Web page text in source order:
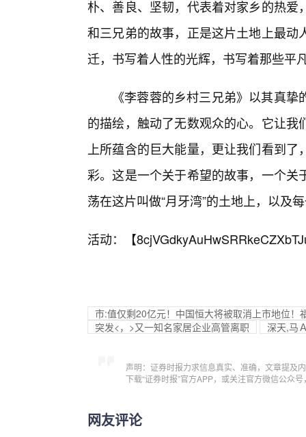
朴、善良、坚韧，代表着对家乡的热
和三兄弟的故事，正是这片土地上最
迁，书写着人性的光辉，书写着那些平
《李蓉蓉的乡村三兄弟》以其真
的描绘，触动了无数观众的心。它让
上所蕴含的巨大能量，更让我们看到
彩。这是一个关于希望的故事，一个
荡在这片叫做“月牙湾”的土地上，以及
活动：【
市:值仅剩20亿元！中国恒大将被取消上市地位！
突发<，>又一知名家居企业高管离职
深天,马
声明：证券时报力求信息真实、准确，文章提及
下载“证券时报”官方APP，或关注官方微信公众
网友评论